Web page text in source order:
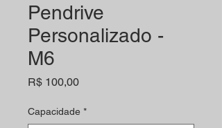
Pendrive
Personalizado -
M6
R$ 100,00Preço
Capacidade *